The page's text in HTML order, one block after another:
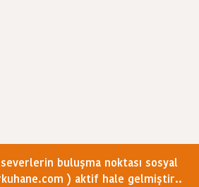
buluşma noktası sosyal
) aktif hale gelmiştir..